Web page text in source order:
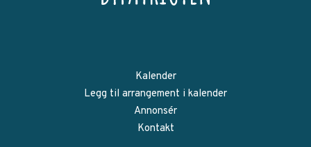
Kalender
Legg til arrangement i kalender
Annonsér
Kontakt